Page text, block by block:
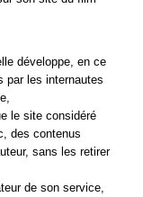
développe, en ce
par les internautes
le site considéré
des contenus
sans les retirer
de son service,